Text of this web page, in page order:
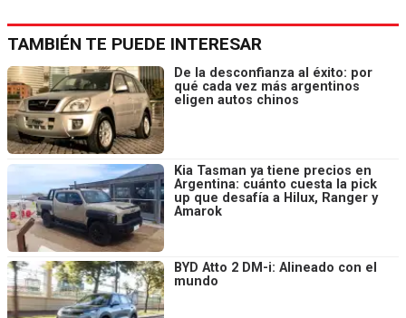
TAMBIÉN TE PUEDE INTERESAR
De la desconfianza al éxito: por
qué cada vez más argentinos
eligen autos chinos
Kia Tasman ya tiene precios en
Argentina: cuánto cuesta la pick
up que desafía a Hilux, Ranger y
Amarok
BYD Atto 2 DM-i: Alineado con el
mundo